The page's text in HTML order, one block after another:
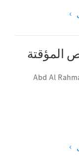
المؤقتة
Abd Al